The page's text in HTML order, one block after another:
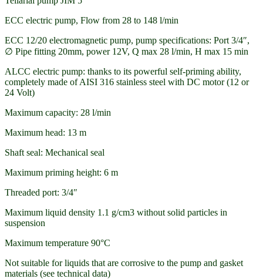
ECC electric pump, Flow from 28 to 148 l/min
ECC 12/20 electromagnetic pump, pump specifications: Port 3/4″,
∅ Pipe fitting 20mm, power 12V, Q max 28 l/min, H max 15 min
ALCC electric pump: thanks to its powerful self-priming ability,
completely made of AISI 316 stainless steel with DC motor (12 or
24 Volt)
Maximum capacity: 28 l/min
Maximum head: 13 m
Shaft seal: Mechanical seal
Maximum priming height: 6 m
Threaded port: 3/4″
Maximum liquid density 1.1 g/cm3 without solid particles in
suspension
Maximum temperature 90°C
Not suitable for liquids that are corrosive to the pump and gasket
materials (see technical data)